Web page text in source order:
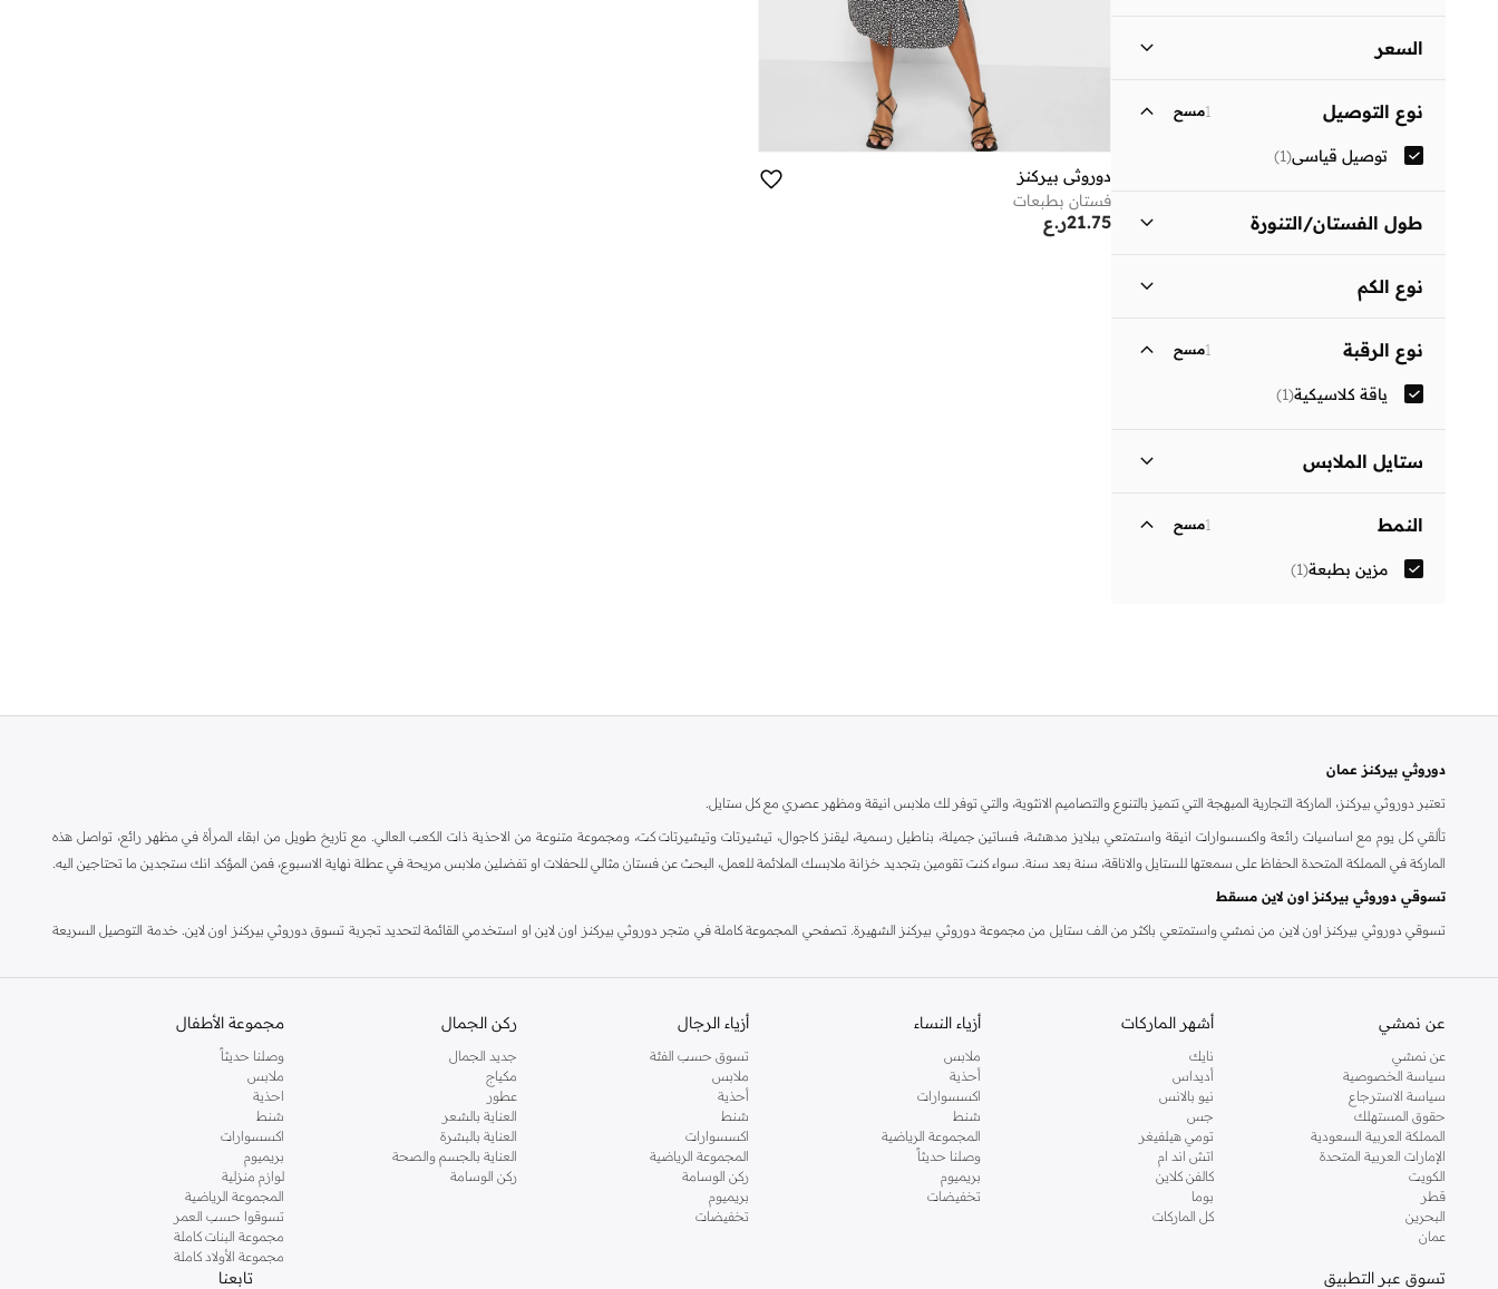
السعر
ر.ع
انطلق
نوع التوصيل 1مسح
توصيل قياسي(
1
)
طول الفستان/التنورة
نوع الكم
نوع الرقبة 1مسح
ياقة كلاسيكية(
1
)
ستايل الملابس
النمط 1مسح
مزين بطبعة(
1
)
دوروثي بيركنز
فستان بطبعات
ر.ع21.75
دوروثي بيركنز عمان
تعتبر دوروثي بيركنز، الماركة التجارية المبهجة التي تتميز بالتنوع والتصاميم الانثوية، والتي توفر لك ملابس انيقة ومظهر عصري مع كل ستايل.
تألقي كل يوم مع اساسيات رائعة واكسسوارات انيقة واستمتعي ببلايز مدهشة، فساتين جميلة، بناطيل رسمية، ليقنز كاجوال، تيشيرتات وتيشيرتات كت، ومجموعة متنوعة من الاحذية ذات الكعب العالي. مع تاريخ طويل من ابقاء المرأة في مظهر رائع، تواصل هذه
الماركة في المملكة المتحدة الحفاظ على سمعتها للستايل والاناقة، سنة بعد سنة. سواء كنت تقومين بتجديد خزانة ملابسك الملائمة للعمل، البحث عن فستان مثالي للحفلات او تفضلين ملابس مريحة في عطلة نهاية الاسبوع، فمن المؤكد انك ستجدين ما تحتاجين اليه.
تسوقي دوروثي بيركنز اون لاين مسقط
تسوقي دوروثي بيركنز اون لاين من نمشي واستمتعي باكثر من الف ستايل من مجموعة دوروثي بيركنز الشهيرة. تصفحي المجموعة كاملة في متجر دوروثي بيركنز اون لاين او استخدمي القائمة لتحديد تجربة تسوق دوروثي بيركنز اون لاين. خدمة التوصيل السريعة
عن نمشي
عن نمشي
سياسة الخصوصية
سياسة الاسترجاع
حقوق المستهلك
المملكة العربية السعودية
الإمارات العربية المتحدة
الكويت
قطر
البحرين
عمان
أشهر الماركات
نايك
أديداس
نيو بالانس
جس
تومي هيلفيغر
اتش اند ام
كالفن كلاين
بوما
كل الماركات
أزياء النساء
ملابس
أحذية
اكسسوارات
شنط
المجموعة الرياضية
وصلنا حديثاً
بريميوم
تخفيضات
أزياء الرجال
تسوق حسب الفئة
ملابس
أحذية
شنط
اكسسوارات
المجموعة الرياضية
ركن الوسامة
بريميوم
تخفيضات
ركن الجمال
جديد الجمال
مكياج
عطور
العناية بالشعر
العناية بالبشرة
العناية بالجسم والصحة
ركن الوسامة
مجموعة الأطفال
وصلنا حديثاً
ملابس
احذية
شنط
اكسسوارات
بريميوم
لوازم منزلية
المجموعة الرياضية
تسوقوا حسب العمر
مجموعة البنات كاملة
مجموعة الأولاد كاملة
تسوق عبر التطبيق تابعنا